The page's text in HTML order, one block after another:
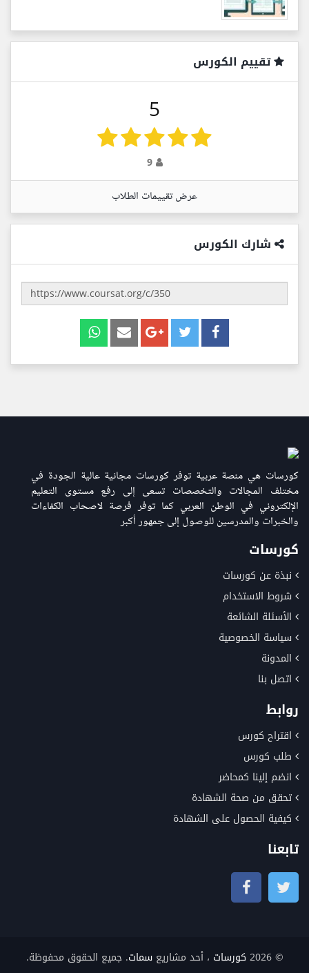
تقييم الكورس
5
9
عرض تقييمات الطلاب
شارك الكورس
كورسات هي منصة عربية توفر كورسات مجانية عالية الجودة في
مختلف المجالات والتخصصات تسعى إلى رفع مستوى التعليم
الإلكتروني في الوطن العربي كما توفر فرصة لاصحاب الكفاءات
والخبرات والمدرسين للوصول إلى جمهور أكبر
كورسات
نبذة عن كورسات
شروط الاستخدام
الأسئلة الشائعة
سياسة الخصوصية
المدونة
اتصل بنا
روابط
اقتراح كورس
طلب كورس
انضم إلينا كمحاضر
تحقق من صحة الشهادة
كيفية الحصول على الشهادة
تابعنا
© 2026 كورسات ، أحد مشاريعسمات. جميع الحقوق محفوظة.